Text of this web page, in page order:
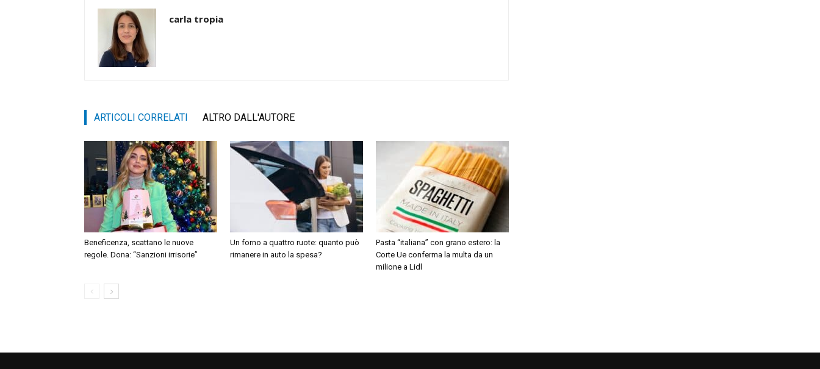
carla tropia
ARTICOLI CORRELATI ALTRO DALL'AUTORE
Beneficenza, scattano le nuove
regole. Dona: “Sanzioni irrisorie”
Un forno a quattro ruote: quanto può
rimanere in auto la spesa?
Pasta “italiana” con grano estero: la
Corte Ue conferma la multa da un
milione a Lidl